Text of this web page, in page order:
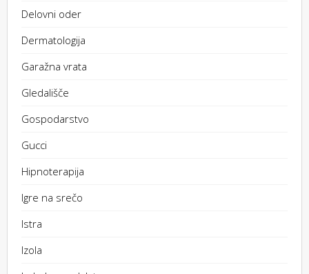
Delovni oder
Dermatologija
Garažna vrata
Gledališče
Gospodarstvo
Gucci
Hipnoterapija
Igre na srečo
Istra
Izola